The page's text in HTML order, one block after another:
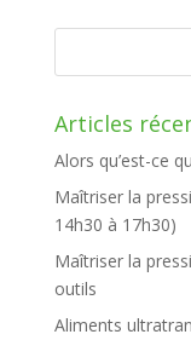
Articles
Alors qu’est-ce
Maîtriser la
14h30 à 17h30)
Maîtriser la
outils
Aliments